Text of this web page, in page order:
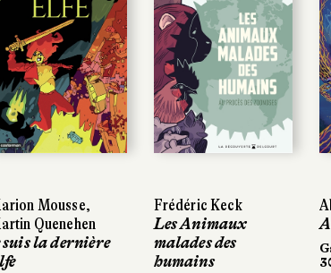
la dernière
Frédéric Keck
Les Animaux
malades des
humains
Abi
300
Frédéric Keck
Les Animaux
malades des
humains
Abi
300